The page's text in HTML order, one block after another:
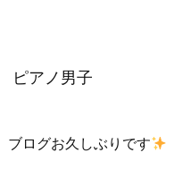
ピアノ男子
ブログお久しぶりです